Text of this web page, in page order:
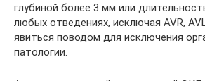
глубиной более 3 мм или
любых отведениях, исключая AVR,
явиться поводом для исключения
патологии.